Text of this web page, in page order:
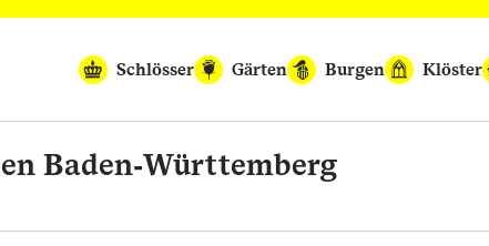
Schlösser Gärten Burgen Klöster
Baden‑Württemberg